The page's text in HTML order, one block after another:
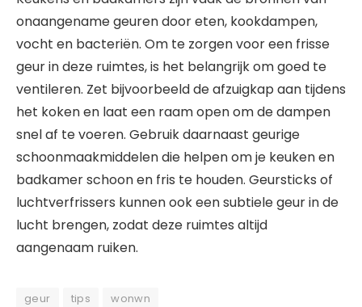
onaangename geuren door eten, kookdampen,
vocht en bacteriën. Om te zorgen voor een frisse
geur in deze ruimtes, is het belangrijk om goed te
ventileren. Zet bijvoorbeeld de afzuigkap aan tijdens
het koken en laat een raam open om de dampen
snel af te voeren. Gebruik daarnaast geurige
schoonmaakmiddelen die helpen om je keuken en
badkamer schoon en fris te houden. Geursticks of
luchtverfrissers kunnen ook een subtiele geur in de
lucht brengen, zodat deze ruimtes altijd
aangenaam ruiken.
geur tips wonwn